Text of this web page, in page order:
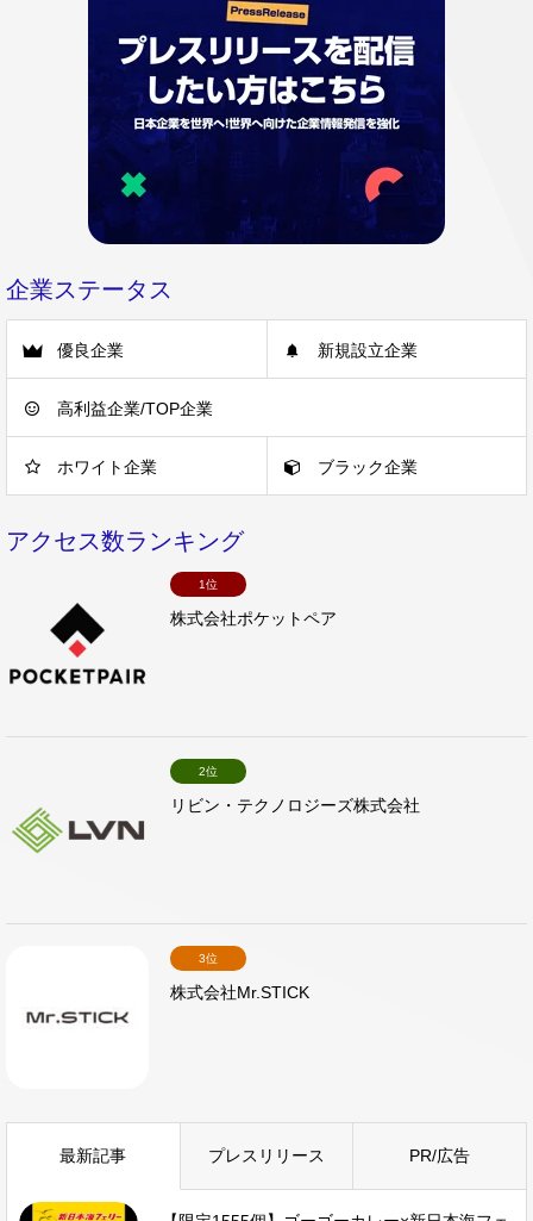
企業ステータス
優良企業 新規設立企業
高利益企業/TOP企業
ホワイト企業 ブラック企業
アクセス数ランキング
1位
株式会社ポケットペア
2位
リビン・テクノロジーズ株式会社
3位
株式会社Mr.STICK
最新記事 プレスリリース PR/広告